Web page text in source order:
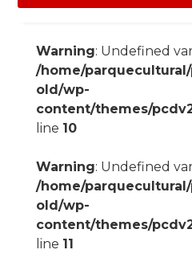
Warning: Undefined
/home/
old/wp-
content/themes/
line 10
Warning: Undefined
/home/
old/wp-
content/themes/
line 11